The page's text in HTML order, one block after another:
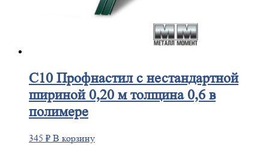
С10Профнастил с нестандартной
шириной 0,20 м толщина 0,6 в
полимере
345 ₽ В корзину